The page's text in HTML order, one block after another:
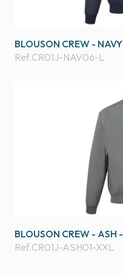
BLOUSON CREW -
Ref.CR01J-NAV06-L
BLOUSON CREW - ASH
Ref.CR01J-ASH01-XXL